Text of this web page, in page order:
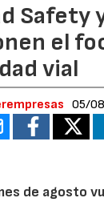
Safety
el
vial
05/
de agosto